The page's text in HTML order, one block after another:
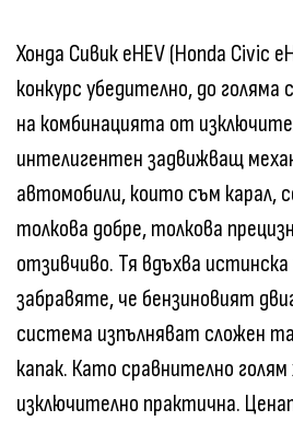
Хонда Сивик eHEV (Honda Civic
конкурс убедително, до голяма
на комбинацията от
интелигентен задвижващ
автомобили, които съм карал,
толкова добре, толкова
отзивчиво. Тя вдъхва
забравяте, че бензиновият
система изпълняват сложен
капак. Като сравнително
изключително практична.